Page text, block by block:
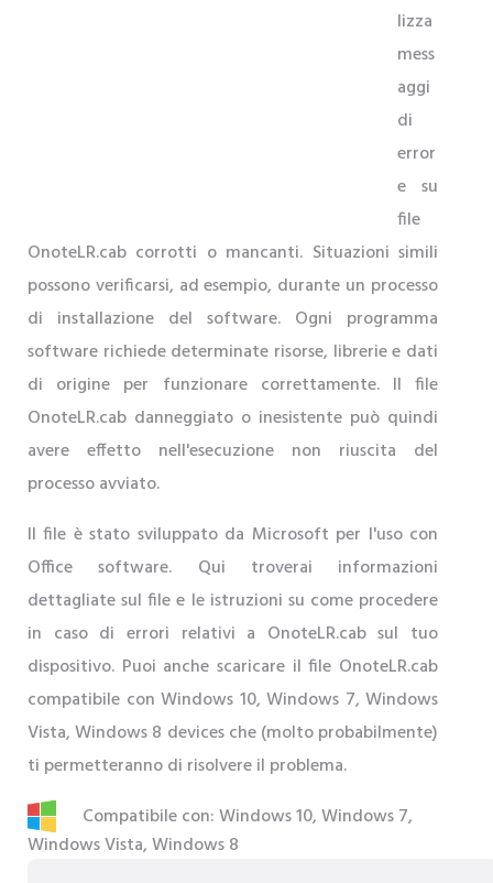
lizza
mess
aggi
di
error
e su
file
OnoteLR.cab corrotti o mancanti. Situazioni simili
possono verificarsi, ad esempio, durante un processo
di installazione del software. Ogni programma
software richiede determinate risorse, librerie e dati
di origine per funzionare correttamente. Il file
OnoteLR.cab danneggiato o inesistente può quindi
avere effetto nell'esecuzione non riuscita del
processo avviato.
Il file è stato sviluppato da Microsoft per l'uso con
Office software. Qui troverai informazioni
dettagliate sul file e le istruzioni su come procedere
in caso di errori relativi a OnoteLR.cab sul tuo
dispositivo. Puoi anche scaricare il file OnoteLR.cab
compatibile con Windows 10, Windows 7, Windows
Vista, Windows 8 devices che (molto probabilmente)
ti permetteranno di risolvere il problema.
Compatibile con: Windows 10, Windows 7,
Windows Vista, Windows 8